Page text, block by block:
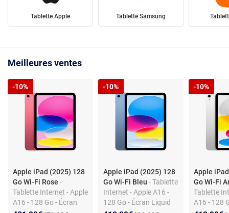
Tablette Apple Tablette Samsung
Meilleures ventes
Apple iPad (2025) 128
Go Wi-Fi Rose -
Tablette Internet - Apple
A16 - 128 Go - Écran
-10%
Apple iPad (2025) 128
Go Wi-Fi Bleu- Tablette
Internet - Apple A16 -
128 Go - Écran Liquid
-10%
Apple
Go Wi-Fi
Tablette
A16 - 128
-10%